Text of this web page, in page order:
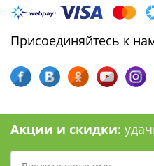
Присоединяйтесь к
Акции и скидки: